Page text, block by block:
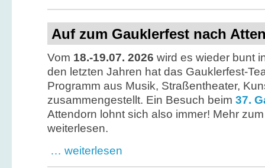
Auf zum Gauklerfest nach
Vom 18.-19.07. 2026 wird es wieder bunt
den letzten Jahren hat das Gauklerfest-
Programm aus Musik, Straßentheater,
zusammengestellt. Ein Besuch beim 37.
Attendorn lohnt sich also immer! Mehr
weiterlesen.
… weiterlesen